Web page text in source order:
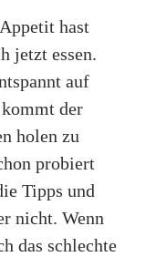
hast
jetzt essen.
auf
der
holen zu
probiert
Tipps und
nicht. Wenn
das schlechte